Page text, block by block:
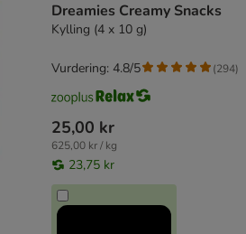
Dreamies Creamy Snacks
Kylling (4 x 10 g)
25,00 kr
625,00 kr / kg
23,75 kr
Vurdering: 4.8/5 (294)